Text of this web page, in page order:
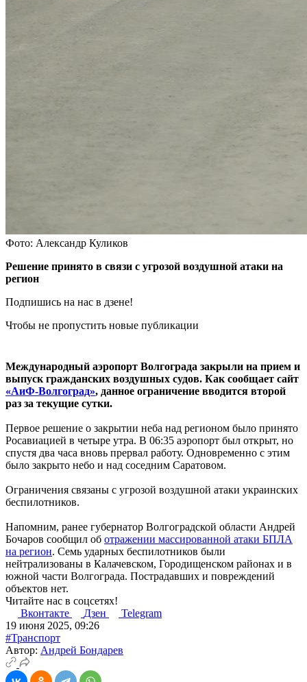
Фото: Александр Куликов
Решение принято в связи с угрозой воздушной атаки на
регион
Подпишись на нас в дзене!
Чтобы не пропустить новые публикации
Международный аэропорт Волгограда закрыли на прием и
выпуск гражданских воздушных судов. Как сообщает сайт
«АиФ-Волгоград», данное ограничение вводится второй
раз за текущие сутки.
Первое решение о закрытии неба над регионом было принято
Росавиацией в четыре утра. В 06:35 аэропорт был открыт, но
спустя два часа вновь прервал работу. Одновременно с этим
было закрыто небо и над соседним Саратовом.
Ограничения связаны с угрозой воздушной атаки украинских
беспилотников.
Напомним, ранее губернатор Волгоградской области Андрей
Бочаров сообщил об отражении массированной атаки БПЛА
на регион. Семь ударных беспилотников были
нейтрализованы в Калачевском, Городищенском районах и в
южной части Волгограда. Пострадавших и повреждений
объектов нет.
Читайте нас в соцсетях!
Вконтакте
Дзен
Telegram
19 июня 2025, 09:26
#Транспорт
Автор: Андрей Бондарев